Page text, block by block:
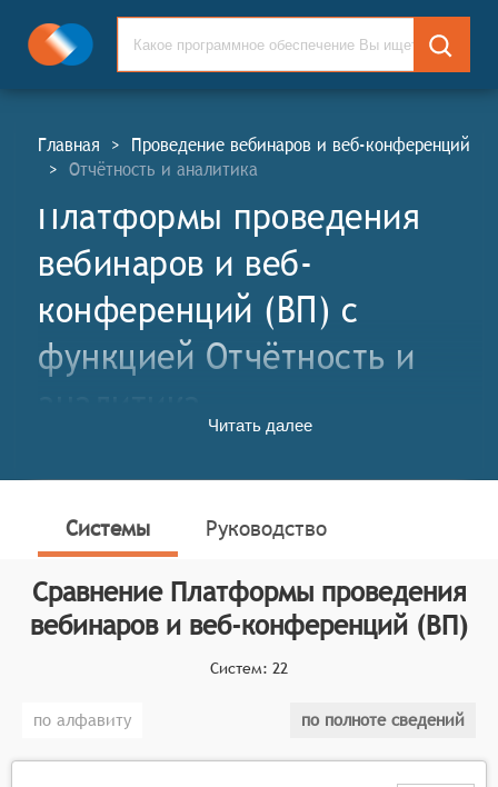
Главная > Проведение вебинаров и веб-конференций
> Отчётность и аналитика
Платформы проведения
вебинаров и веб-
конференций (ВП) c
функцией Отчётность и
онлайн-сервисы, предназначенные для организации
и проведения вебинаров, веб-конференций, онлайн-
тренингов, онлайн-презентаций, онлайн-обучения и
онлайн-встреч. Данные платформы функционируют
на основе программного обеспечения, которое
режиме реального времени.
Читать далее
Системы Руководство
Сравнение Платформы проведения
вебинаров и веб-конференций (ВП)
Систем: 22
по алфавиту по полноте сведений